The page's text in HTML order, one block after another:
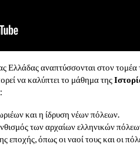
Ελλάδας αναπτύσσονται στον τομέα
να καλύπτει το μάθημα της
και η ίδρυση νέων πόλεων.
των αρχαίων ελληνικών
εποχής, όπως οι ναοί τους και οι